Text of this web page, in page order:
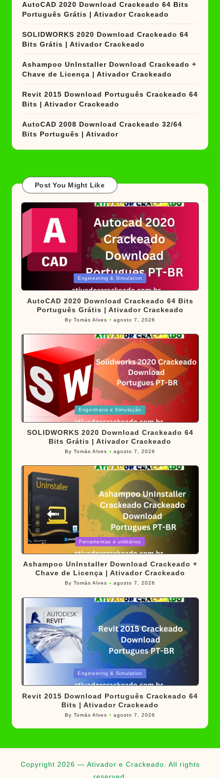
AutoCAD 2020 Download Crackeado 64 Bits
Português Grátis | Ativador Crackeado
SOLIDWORKS 2020 Download Crackeado 64
Bits Grátis | Ativador Crackeado
Ashampoo UnInstaller Download Crackeado +
Chave de Licença | Ativador Crackeado
Revit 2015 Download Português Crackeado 64
Bits | Ativador Crackeado
AutoCAD 2008 Download Crackeado 32/64
Bits Português | Ativador
Post You Might Like
Engineering & Simulation
AutoCAD 2020 Download Crackeado 64 Bits
Português Grátis | Ativador Crackeado
Posted
ByTomás Alves agosto 7, 2026
Posted
Engenharia e Simulação
SOLIDWORKS 2020 Download Crackeado 64
Bits Grátis | Ativador Crackeado
Posted
ByTomás Alves agosto 7, 2026
Posted
Ferramentas e utilitários
Ashampoo UnInstaller Download Crackeado +
Chave de Licença | Ativador Crackeado
Posted
ByTomás Alves agosto 7, 2026
Engineering & Simulation
Revit 2015 Download Português Crackeado 64
Bits | Ativador Crackeado
Posted
by
ByTomás Alves agosto 7, 2026
Copyright 2026 — Ativador e Crackeado. All rights